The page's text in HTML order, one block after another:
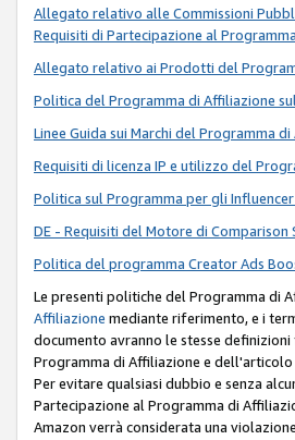
Allegato relativo alle Commissioni
Requisiti di Partecipazione al
Allegato relativo ai Prodotti del
Politica del Programma di Affiliazione
Linee Guida sui Marchi del Programma
Requisiti di licenza IP e utilizzo del
Politica sul Programma per gli
DE - Requisiti del Motore di
Politica del programma Creator Ads
Le presenti politiche del Programma di
Affiliazione mediante riferimento, e i
documento avranno le stesse
Programma di Affiliazione e dell'articolo
Per evitare qualsiasi dubbio e senza
Partecipazione al Programma di
Amazon verrà considerata una